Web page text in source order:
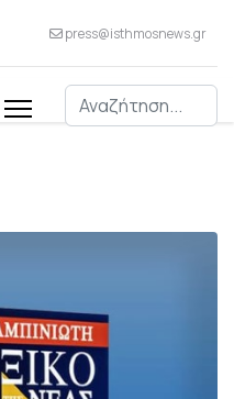
press@isthmosnews.gr
Αναζήτηση